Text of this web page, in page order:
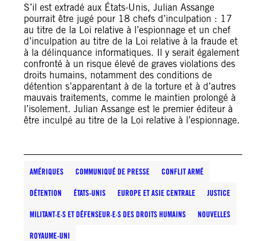
S’il est extradé aux États-Unis, Julian Assange
pourrait être jugé pour 18 chefs d’inculpation : 17
au titre de la Loi relative à l’espionnage et un chef
d’inculpation au titre de la Loi relative à la fraude et
à la délinquance informatiques. Il y serait également
confronté à un risque élevé de graves violations des
droits humains, notamment des conditions de
détention s’apparentant à de la torture et à d’autres
mauvais traitements, comme le maintien prolongé à
l’isolement. Julian Assange est le premier éditeur à
être inculpé au titre de la Loi relative à l’espionnage.
AMÉRIQUES COMMUNIQUÉ DE PRESSE CONFLIT ARMÉ
DÉTENTION ÉTATS-UNIS EUROPE ET ASIE CENTRALE JUSTICE
MILITANT·E·S ET DÉFENSEUR·E·S DES DROITS HUMAINS NOUVELLES
ROYAUME-UNI